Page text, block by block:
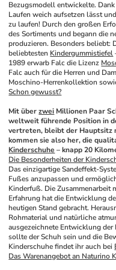
Bezugsmodell entwickelte.
Laufen weich aufsetzen lässt
zu laufen! Durch den großen
des Sortiments und begann die
produzieren. Besonders beliebt:
beliebtesten Kindergummistiefel
1989 erwarb Falc die Lizenz
Falc auch für die Herren und
Moschino-Herrenkollektion
Schon gewusst?
Mit über zwei Millionen Paar
weltweit führende Position in
vertreten, bleibt der Hauptsitz
kommen sie also her, die
Kinderschuhe – knapp 20
Die Besonderheiten der
Das einzigartige Sandeffekt-
Fußes anzupassen und
Kinderfuß. Die Zusammenarbeit
Erfahrung hat die Entwicklung
heutigen Stand gebracht.
Rohmaterial und natürliche
ausgezeichnete Entwicklung
sollte der Schuh sein und die
Kinderschuhe findet ihr auch bei
Das Warenangebot an Naturino